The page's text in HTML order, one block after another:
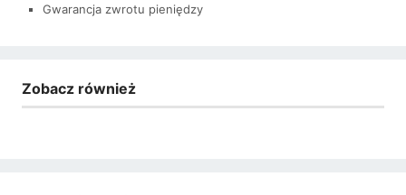
Gwarancja zwrotu pieniędzy
Zobacz również